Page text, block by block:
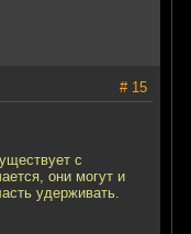
# 15
с
они могут и
удерживать.